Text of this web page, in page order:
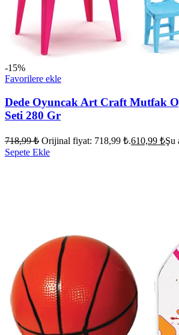
-15%
Favorilere ekle
Dede Oyuncak Art Craft Mutfak
Seti 280 Gr
718,99₺ Orijinal fiyat: 718,99 ₺.610,99 ₺Şu
Sepete Ekle